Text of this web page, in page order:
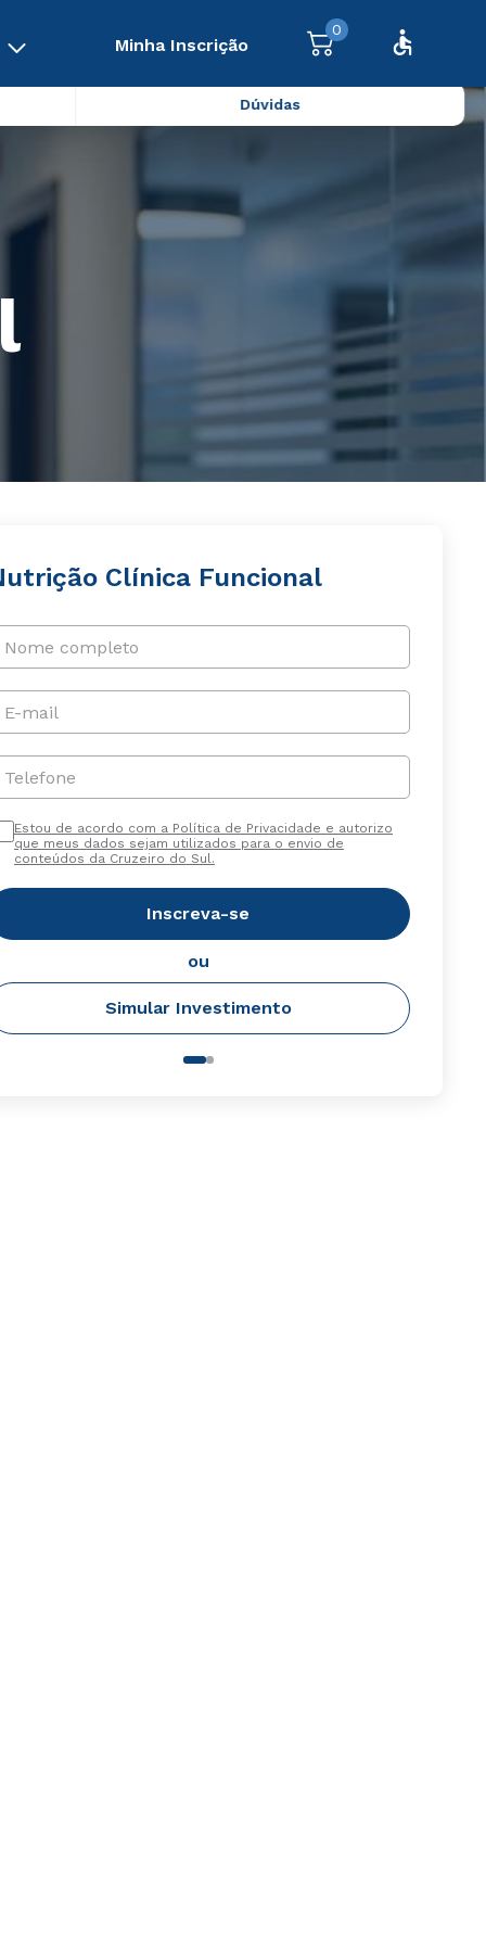
Minha Inscrição
0
Dúvidas
Clínica Funcional
Nome completo
E-mail
Telefone
Estou de acordo com a Política de Privacidade e autorizo
que meus dados sejam utilizados para o envio de
conteúdos da Cruzeiro do Sul.
Inscreva-se
ou
Simular Investimento